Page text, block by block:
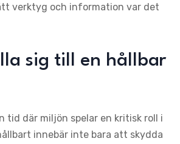
verktyg och information var det
sig till en hållbar
tid där miljön spelar en kritisk roll i
innebär inte bara att skydda